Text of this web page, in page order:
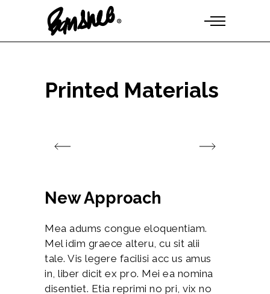
Printed Materials
New Approach
Mea adums congue eloquentiam.
Mel idim graece alteru, cu sit alii
tale. Vis legere facilisi acc us amus
in, liber dicit ex pro. Mei ea nomina
disentiet. Etia reprimi no pri, vix no